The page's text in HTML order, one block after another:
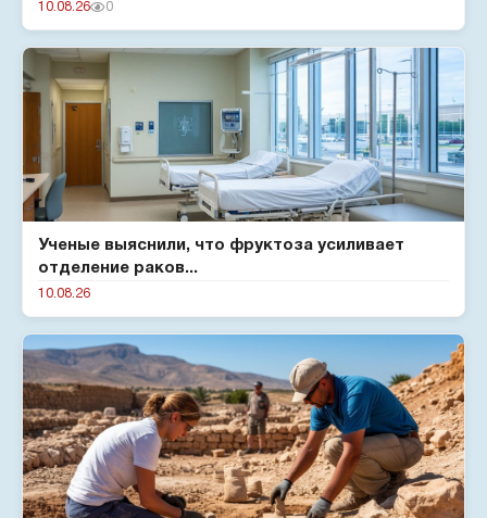
10.08.26 0
Ученые выяснили, что фруктоза усиливает
отделение раков...
10.08.26